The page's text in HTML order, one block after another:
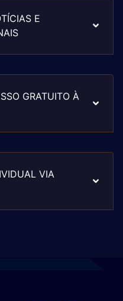
E
GRATUITO À
VIA